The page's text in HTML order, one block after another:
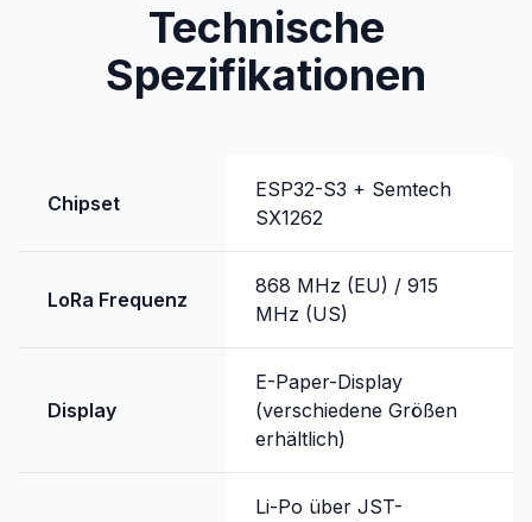
Technische
Spezifikationen
Chipset
ESP32-S3 + Semtech
SX1262
LoRa Frequenz
868 MHz (EU) / 915
MHz (US)
Display
E-Paper-Display
(verschiedene Größen
erhältlich)
Li-Po über JST-